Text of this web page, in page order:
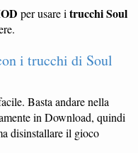
per usare i trucchi Soul
i trucchi di Soul
Basta andare nella
in Download, quindi
disinstallare il gioco